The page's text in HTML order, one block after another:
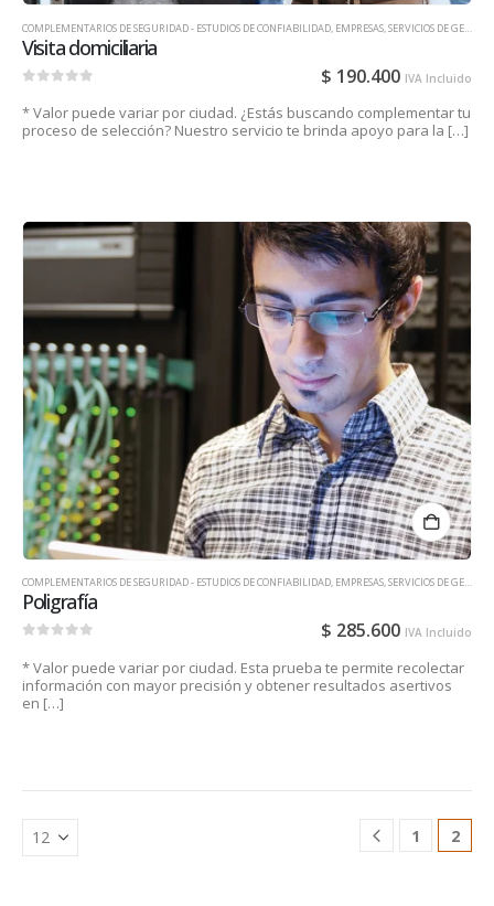
COMPLEMENTARIOS DE SEGURIDAD - ESTUDIOS DE CONFIABILIDAD, EMPRESAS,SERVICIOS DE GESTIÓN DE TALENTO HUMANO PARA EMPRESAS
Visita domiciliaria
* Valor puede variar por ciudad. ¿Estás buscando complementar tu
proceso de selección? Nuestro servicio te brinda apoyo para la […]
$ 190.400 IVA Incluido
COMPLEMENTARIOS DE SEGURIDAD - ESTUDIOS DE CONFIABILIDAD, EMPRESAS,SERVICIOS DE GESTIÓN DE TALENTO HUMANO PARA EMPRESAS
Poligrafía
* Valor puede variar por ciudad. Esta prueba te permite recolectar
información con mayor precisión y obtener resultados asertivos
en […]
$ 285.600 IVA Incluido
1 2